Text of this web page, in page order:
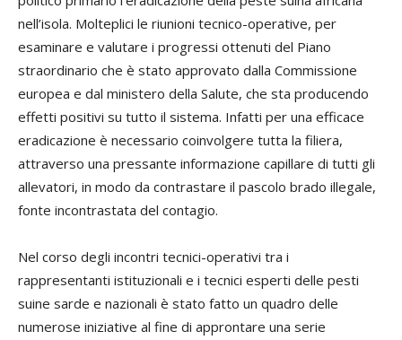
nell’isola. Molteplici le riunioni tecnico-operative, per
esaminare e valutare i progressi ottenuti del Piano
straordinario che è stato approvato dalla Commissione
europea e dal ministero della Salute, che sta producendo
effetti positivi su tutto il sistema. Infatti per una efficace
eradicazione è necessario coinvolgere tutta la filiera,
attraverso una pressante informazione capillare di tutti gli
allevatori, in modo da contrastare il pascolo brado illegale,
fonte incontrastata del contagio.
Nel corso degli incontri tecnici-operativi tra i
rappresentanti istituzionali e i tecnici esperti delle pesti
suine sarde e nazionali è stato fatto un quadro delle
numerose iniziative al fine di approntare una serie